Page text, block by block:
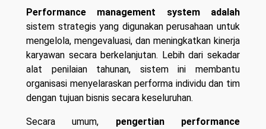
Performance management system adalah
sistem strategis yang digunakan perusahaan untuk
mengelola, mengevaluasi, dan meningkatkan kinerja
karyawan secara berkelanjutan. Lebih dari sekadar
alat penilaian tahunan, sistem ini membantu
organisasi menyelaraskan performa individu dan tim
dengan tujuan bisnis secara keseluruhan.
Secara umum, pengertian performance